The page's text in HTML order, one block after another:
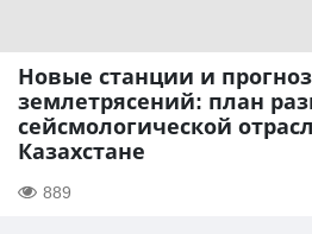
Новые станции и
землетрясений: план
сейсмологической
Казахстане
889